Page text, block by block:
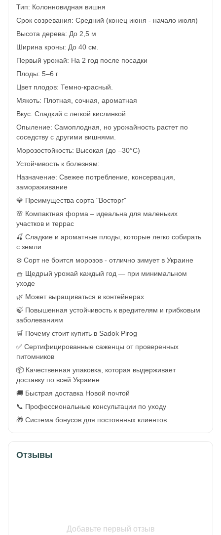
Тип: Колонновидная вишня
Срок созревания: Средний (конец июня - начало июля)
Высота дерева: До 2,5 м
Ширина кроны: До 40 см.
Первый урожай: На 2 год после посадки
Плоды: 5–6 г
Цвет плодов: Темно-красный.
Мякоть: Плотная, сочная, ароматная
Вкус: Сладкий с легкой кислинкой
Опыление: Самоплодная, но урожайность растет по
соседству с другими вишнями.
Морозостойкость: Высокая (до –30°C)
Устойчивость к болезням:
Назначение: Свежее потребление, консервация,
замораживание
💎 Преимущества сорта "Восторг"
🌸 Компактная форма – идеальна для маленьких
участков и террас
🍒 Сладкие и ароматные плоды, которые легко собирать
с земли
❄️ Сорт не боится морозов - отлично зимует в Украине
🧺 Щедрый урожай каждый год — при минимальном
уходе
🌿 Может выращиваться в контейнерах
🍃 Повышенная устойчивость к вредителям и грибковым
заболеваниям
🛒 Почему стоит купить в Sadok Pirog
✅ Сертифицированные саженцы от проверенных
питомников
📦 Качественная упаковка, которая выдерживает
доставку по всей Украине
🚚 Быстрая доставка Новой почтой
📞 Профессиональные консультации по уходу
🎁 Система бонусов для постоянных клиентов
Отзывы
Добавьте первый отзыв